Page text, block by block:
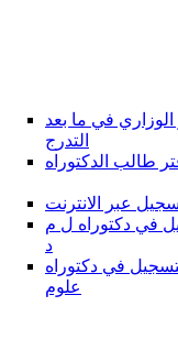
الوزاري في ما بعد
التدرج
طالب الدكتوراه
عبر الانترنت
في دكتوراه ل م
د
في دكتوراه
علوم